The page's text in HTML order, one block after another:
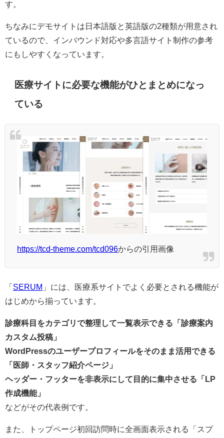
す。
ちなみにデモサイトは日本語版と英語版の2種類が用意され
ているので、インバウンド対応や多言語サイト制作の参考
にもしやすくなっています。
医療サイトに必要な機能がひとまとめになっ
ている
https://tcd-theme.com/tcd096からの引用画像
「 SERUM 」には、医療系サイトでよく必要とされる機能が
はじめから揃っています。
診療科目をカテゴリで整理して一覧表示できる「診療案内
カスタム投稿」
WordPressのユーザープロフィールをそのまま活用できる
「医師・スタッフ紹介ページ」
ヘッダー・フッターを非表示にして目的に集中させる「LP
作成機能」
などがその代表例です。
また、トップページ初回訪問時に全画面表示される「スプ